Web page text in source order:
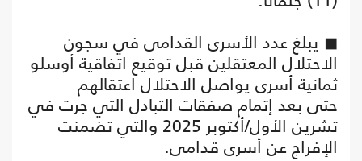
◼ يبلغ عدد الأسرى القدامى في سجون
الاحتلال المعتقلين قبل توقيع اتفاقية أوسلو
ثمانية أسرى يواصل الاحتلال اعتقالهم
حتى بعد إتمام صفقات التبادل التي جرت في
تشرين الأول/أكتوبر 2025 والتي تضمنت
الإفراج عن أسرى قدامى.